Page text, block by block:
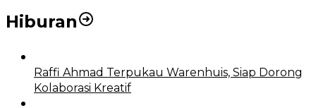
Hiburan
Raffi Ahmad Terpukau Warenhuis, Siap Dorong
Kolaborasi Kreatif